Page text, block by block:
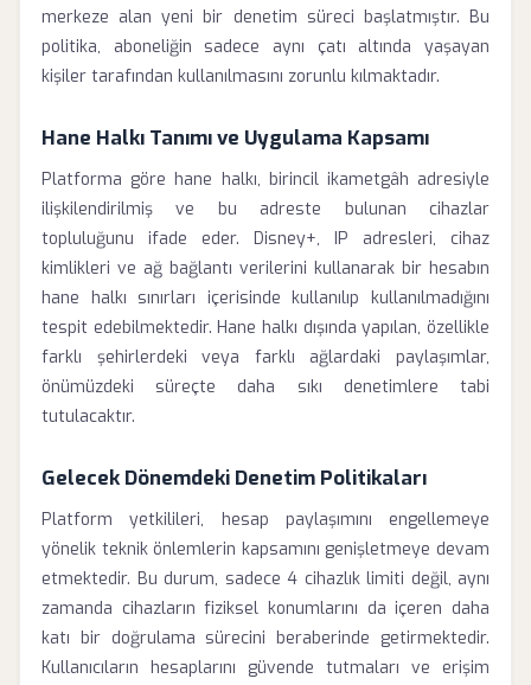
merkeze alan yeni bir denetim süreci başlatmıştır. Bu
politika, aboneliğin sadece aynı çatı altında yaşayan
kişiler tarafından kullanılmasını zorunlu kılmaktadır.
Hane Halkı Tanımı ve Uygulama Kapsamı
Platforma göre hane halkı, birincil ikametgâh adresiyle
ilişkilendirilmiş ve bu adreste bulunan cihazlar
topluluğunu ifade eder. Disney+, IP adresleri, cihaz
kimlikleri ve ağ bağlantı verilerini kullanarak bir hesabın
hane halkı sınırları içerisinde kullanılıp kullanılmadığını
tespit edebilmektedir. Hane halkı dışında yapılan, özellikle
farklı şehirlerdeki veya farklı ağlardaki paylaşımlar,
önümüzdeki süreçte daha sıkı denetimlere tabi
tutulacaktır.
Gelecek Dönemdeki Denetim Politikaları
Platform yetkilileri, hesap paylaşımını engellemeye
yönelik teknik önlemlerin kapsamını genişletmeye devam
etmektedir. Bu durum, sadece 4 cihazlık limiti değil, aynı
zamanda cihazların fiziksel konumlarını da içeren daha
katı bir doğrulama sürecini beraberinde getirmektedir.
Kullanıcıların hesaplarını güvende tutmaları ve erişim